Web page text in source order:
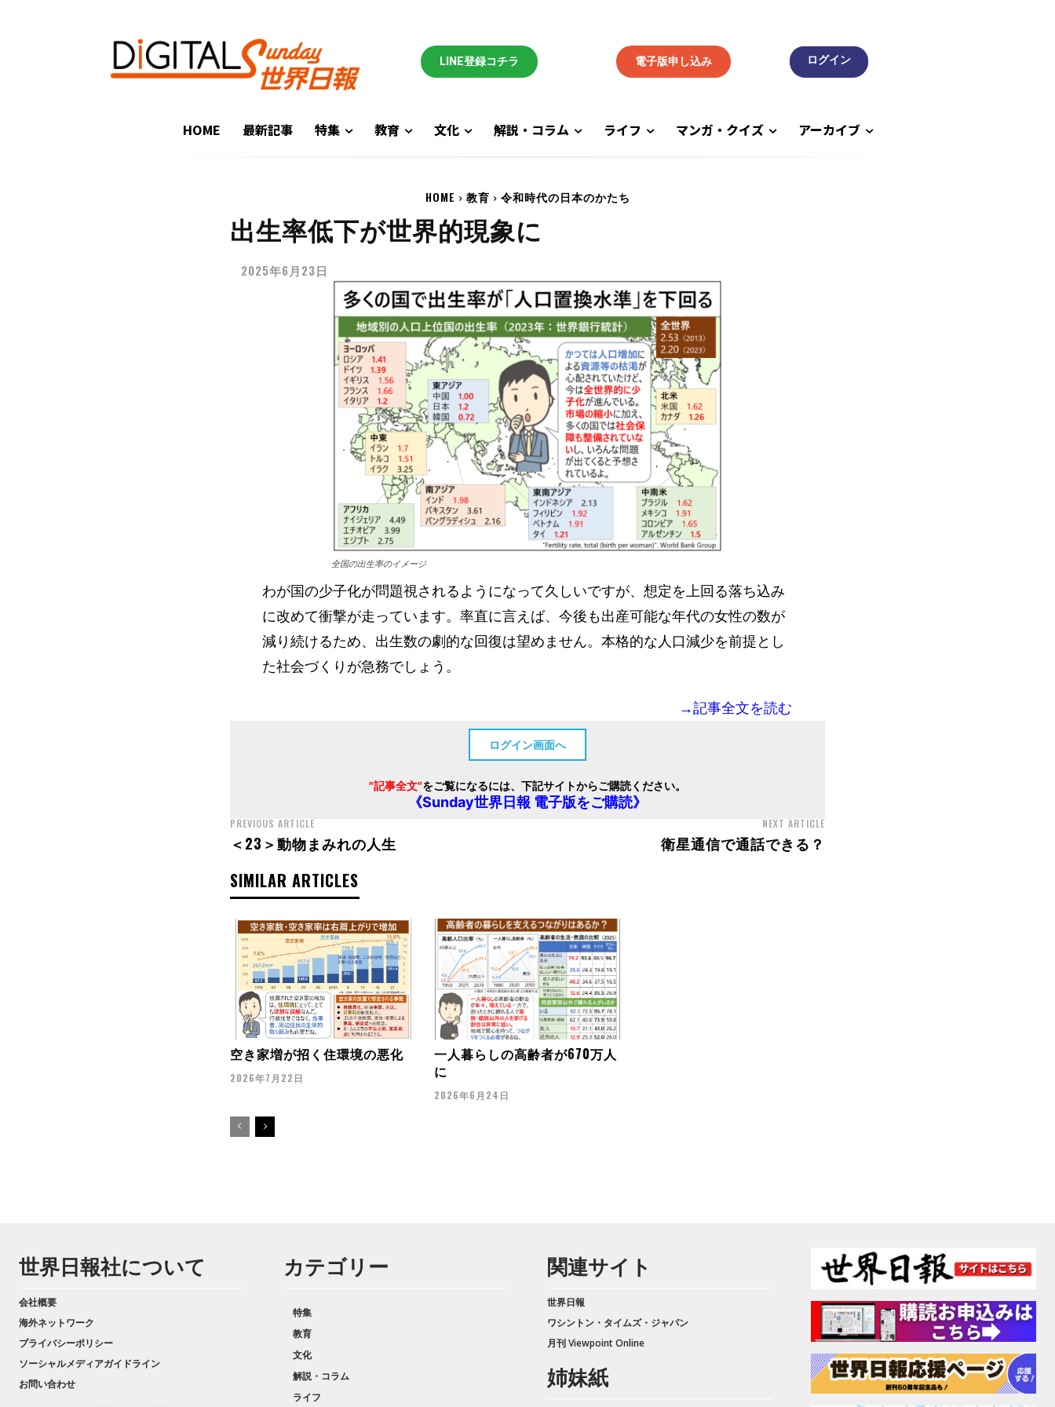
LINE登録コチラ 電子版申し込み
HOME 最新記事 特集 教育 文化 解説・コラム ライフ マンガ・クイズ アーカイブ
HOME 教育 令和時代の日本のかたち
出生率低下が世界的現象に
2025年6月23日
全国の出生率のイメージ
わが国の少子化が問題視されるようになって久しいですが、想定を上回る落ち込み
に改めて衝撃が走っています。率直に言えば、今後も出産可能な年代の女性の数が
減り続けるため、出生数の劇的な回復は望めません。本格的な人口減少を前提とし
た社会づくりが急務でしょう。
→記事全文を読む
ログイン画面へ
"記事全文"をご覧になるには、下記サイトからご購読ください。
《Sunday世界日報 電子版をご購読》
PREVIOUS ARTICLE
＜23＞動物まみれの人生
NEXT ARTICLE
衛星通信で通話できる？
SIMILAR ARTICLES
空き家増が招く住環境の悪化
2026年7月22日
一人暮らしの高齢者が670万人
に
2026年6月24日
世界日報社について
会社概要
海外ネットワーク
プライバシーポリシー
ソーシャルメディアガイドライン
お問い合わせ
カテゴリー
特集
教育
文化
解説・コラム
ライフ
関連サイト
世界日報
ワシントン・タイムズ・ジャパン
月刊 Viewpoint Online
姉妹紙